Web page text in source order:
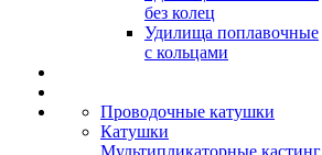
без колец
Удилища поплавочные
с кольцами
Проводочные катушки
Катушки
Мультипликаторные кастинг